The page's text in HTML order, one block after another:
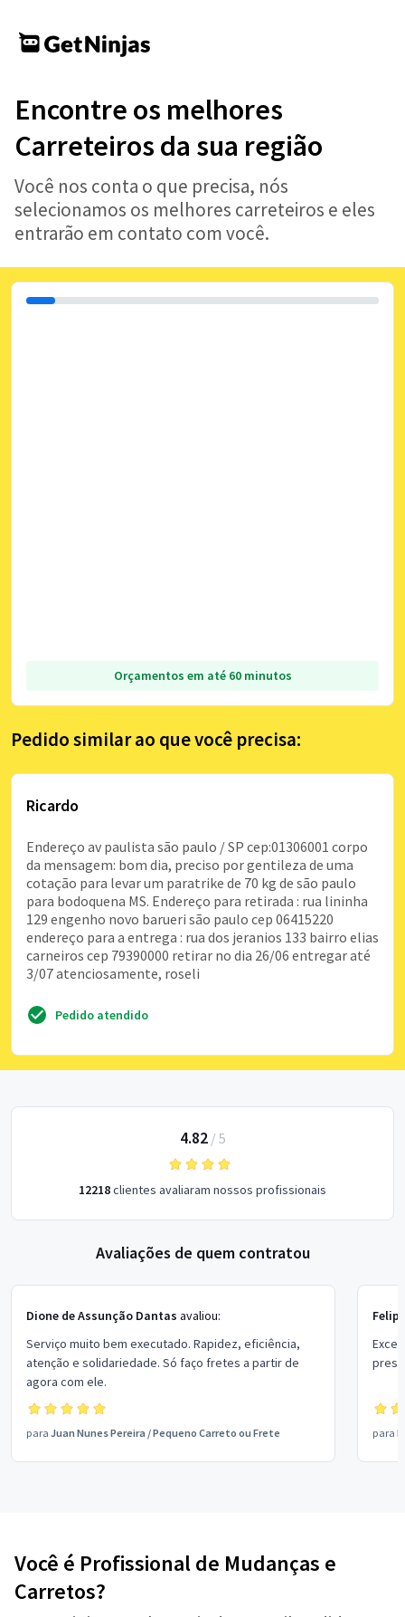
Encontre os melhores
Carreteiros da sua região
Você nos conta o que precisa, nós
selecionamos os melhores carreteiros e eles
entrarão em contato com você.
Orçamentos em até 60 minutos
Pedido similar ao que você precisa:
Ricardo
Endereço av paulista são paulo / SP cep:01306001 corpo
da mensagem: bom dia, preciso por gentileza de uma
cotação para levar um paratrike de 70 kg de são paulo
para bodoquena MS. Endereço para retirada : rua lininha
129 engenho novo barueri são paulo cep 06415220
endereço para a entrega : rua dos jeranios 133 bairro elias
carneiros cep 79390000 retirar no dia 26/06 entregar até
3/07 atenciosamente, roseli
Pedido atendido
4.82/ 5
12218clientes avaliaram nossos profissionais
Avaliações de quem contratou
Dione de Assunção Dantas avaliou:
Serviço muito bem executado. Rapidez, eficiência,
atenção e solidariedade. Só faço fretes a partir de
agora com ele.
para Juan Nunes Pereira /Pequeno Carreto ou Frete para
Você é Profissional de Mudanças e
Carretos?